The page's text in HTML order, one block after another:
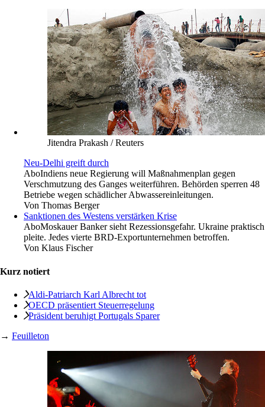
Jitendra Prakash / Reuters
Neu-Delhi greift durch
AboIndiens neue Regierung will Maßnahmenplan gegen
Verschmutzung des Ganges weiterführen. Behörden sperren 48
Betriebe wegen schädlicher Abwassereinleitungen.
Von Thomas Berger
Sanktionen des Westens verstärken Krise
AboMoskauer Banker sieht Rezessionsgefahr. Ukraine praktisch
pleite. Jedes vierte BRD-Exportunternehmen betroffen.
Von Klaus Fischer
Kurz notiert
Aldi-Patriarch Karl Albrecht tot
OECD präsentiert Steuerregelung
Präsident beruhigt Portugals Sparer
→ Feuilleton